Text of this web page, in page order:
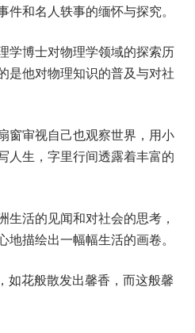
和名人轶事的缅怀与探究。
学博士对物理学领域的探索历
是他对物理知识的普及与对社
窗审视自己也观察世界，用小
人生，字里行间透露着丰富的
活的见闻和对社会的思考，
描绘出一幅幅生活的画卷。
花般散发出馨香，而这般馨